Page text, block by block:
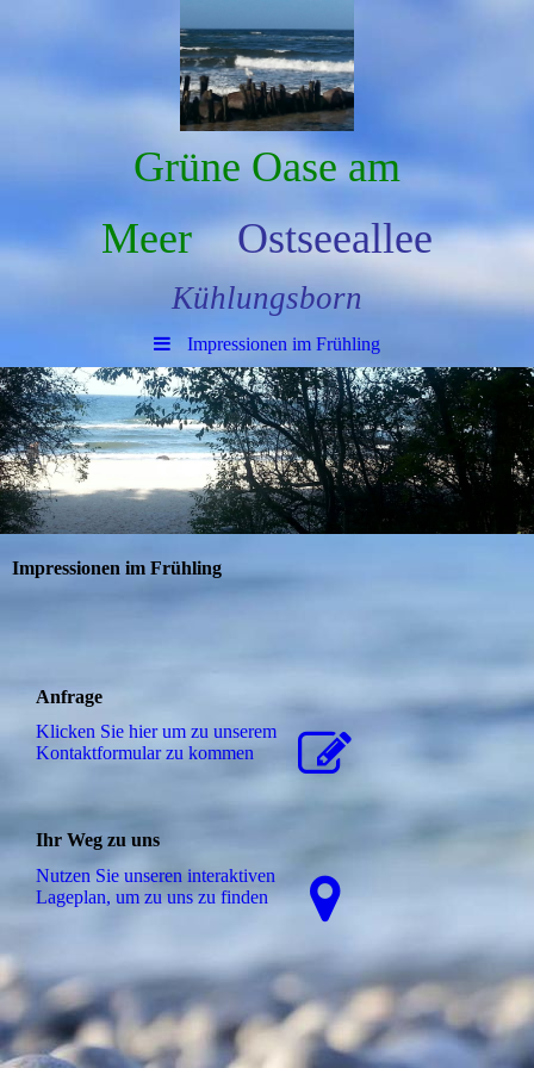
Grüne Oase am
Meer
Ostseeallee
Kühlungsborn
Impressionen im Frühling
Impressionen im Frühling
Anfrage
Klicken Sie hier um zu unserem
Kon­takt­for­mu­lar zu kommen
Ihr Weg zu uns
Nutzen Sie unseren interaktiven
La­ge­plan, um zu uns zu finden